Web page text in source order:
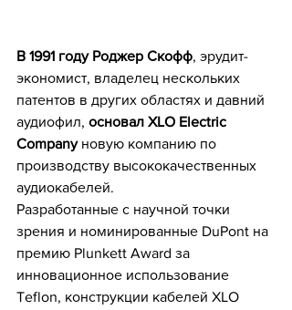
В 1991 году Роджер Скофф, эрудит-
экономист, владелец нескольких
патентов в других областях и давний
аудиофил, основал XLO Electric
Company новую компанию по
производству высококачественных
аудиокабелей.
Разработанные с научной точки
зрения и номинированные DuPont на
премию Plunkett Award за
инновационное использование
Teflon, конструкции кабелей XLO